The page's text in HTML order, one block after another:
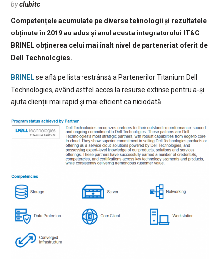
byclubitc
Competențele acumulate pe diverse tehnologii și rezultatele
obținute în 2019 au adus și anul acesta integratorului IT&C
BRINEL obținerea celui mai înalt nivel de parteneriat oferit de
Dell Technologies.
BRINELse află pe lista restrânsă a Partenerilor Titanium Dell
Technologies, având astfel acces la resurse extinse pentru a-și
ajuta clienții mai rapid și mai eficient ca niciodată.